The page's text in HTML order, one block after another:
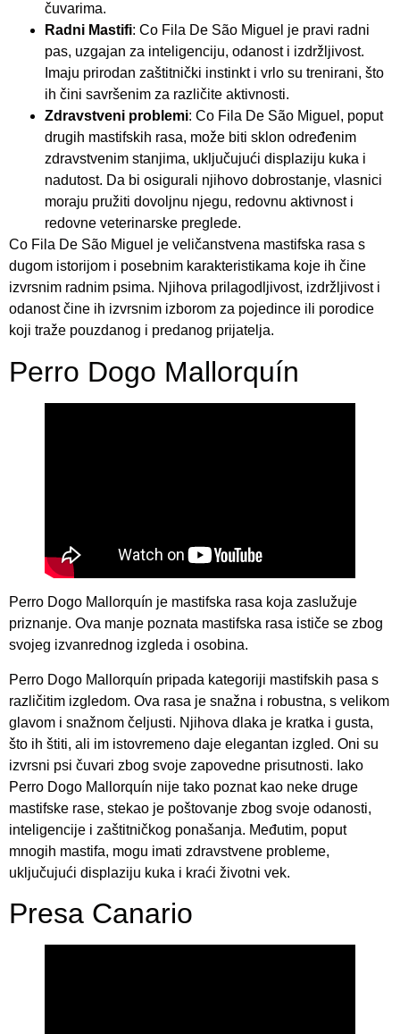
čuvarima.
Radni Mastifi: Co Fila De São Miguel je pravi radni
pas, uzgajan za inteligenciju, odanost i izdržljivost.
Imaju prirodan zaštitnički instinkt i vrlo su trenirani, što
ih čini savršenim za različite aktivnosti.
Zdravstveni problemi: Co Fila De São Miguel, poput
drugih mastifskih rasa, može biti sklon određenim
zdravstvenim stanjima, uključujući displaziju kuka i
nadutost. Da bi osigurali njihovo dobrostanje, vlasnici
moraju pružiti dovoljnu njegu, redovnu aktivnost i
redovne veterinarske preglede.
Co Fila De São Miguel je veličanstvena mastifska rasa s
dugom istorijom i posebnim karakteristikama koje ih čine
izvrsnim radnim psima. Njihova prilagodljivost, izdržljivost i
odanost čine ih izvrsnim izborom za pojedince ili porodice
koji traže pouzdanog i predanog prijatelja.
Perro Dogo Mallorquín
Perro Dogo Mallorquín je mastifska rasa koja zaslužuje
priznanje. Ova manje poznata mastifska rasa ističe se zbog
svojeg izvanrednog izgleda i osobina.
Perro Dogo Mallorquín pripada kategoriji mastifskih pasa s
različitim izgledom. Ova rasa je snažna i robustna, s velikom
glavom i snažnom čeljusti. Njihova dlaka je kratka i gusta,
što ih štiti, ali im istovremeno daje elegantan izgled. Oni su
izvrsni psi čuvari zbog svoje zapovedne prisutnosti. Iako
Perro Dogo Mallorquín nije tako poznat kao neke druge
mastifske rase, stekao je poštovanje zbog svoje odanosti,
inteligencije i zaštitničkog ponašanja. Međutim, poput
mnogih mastifa, mogu imati zdravstvene probleme,
uključujući displaziju kuka i kraći životni vek.
Presa Canario